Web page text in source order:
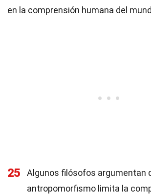
en la comprensión humana del
25
Algunos filósofos argumentan
antropomorfismo limita la